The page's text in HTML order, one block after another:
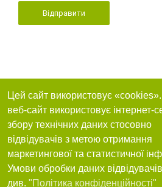
Відправити
Цей сайт використовує
веб-сайт використовує інтернет-
збору технічних даних стосовно
відвідувачів з метою отримання
маркетингової та статистичної
Умови обробки даних
див. "Політика конфіденційності"